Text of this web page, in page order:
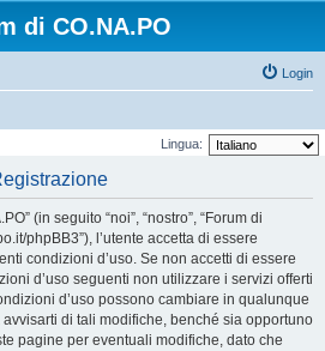
di CO.NA.PO
Login
Lingua:
(in seguito “noi”, “nostro”, “Forum di
phpBB3”), l’utente accetta di essere
condizioni d’uso. Se non accetti di essere
d’uso seguenti non utilizzare i servizi offerti
d’uso possono cambiare in qualunque
di tali modifiche, benché sia opportuno
pagine per eventuali modifiche, dato che